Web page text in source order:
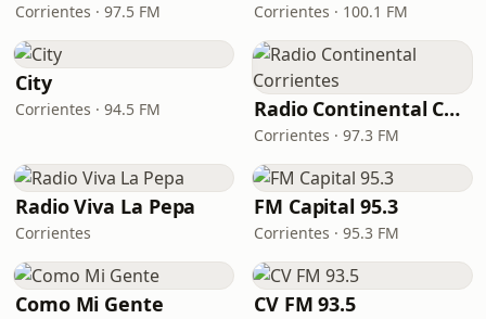
Corrientes · 97.5 FM Corrientes · 100.1 FM
City
Corrientes · 94.5 FM Radio Continental Corrientes
Corrientes · 97.3 FM
Radio Viva La Pepa
Corrientes
FM Capital 95.3
Corrientes · 95.3 FM
Como Mi Gente CV FM 93.5